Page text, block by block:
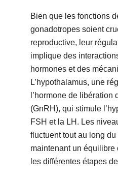
Bien que les fonctions
gonadotropes soient
reproductive, leur
implique des
hormones et des
L’hypothalamus, une
l’hormone de
(GnRH), qui stimule
FSH et la LH. Les
fluctuent tout au long
maintenant un équilibre
les différentes étapes